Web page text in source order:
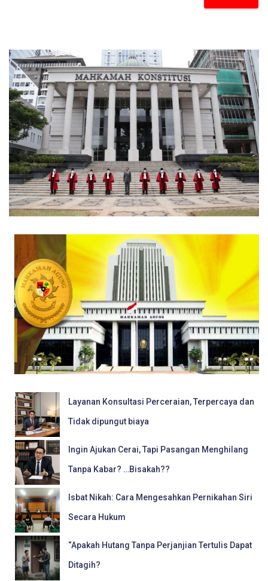
Layanan Konsultasi Perceraian, Terpercaya dan
Tidak dipungut biaya
Ingin Ajukan Cerai, Tapi Pasangan Menghilang
Tanpa Kabar? …Bisakah??
Isbat Nikah: Cara Mengesahkan Pernikahan Siri
Secara Hukum
“Apakah Hutang Tanpa Perjanjian Tertulis Dapat
Ditagih?